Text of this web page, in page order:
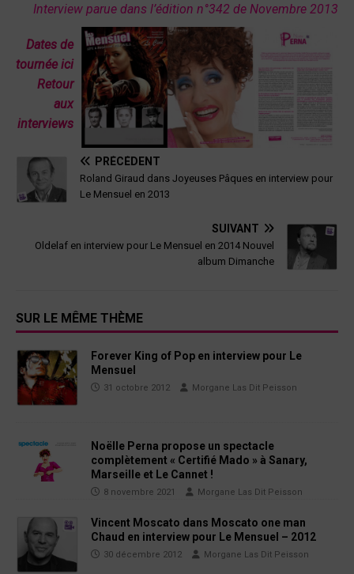
Interview parue dans l’édition n°342 de Novembre 2013
Dates de
tournée ici
Retour
aux
interviews
PRÉCÉDENT
Roland Giraud dans Joyeuses Pâques en interview pour
Le Mensuel en 2013
SUIVANT
Oldelaf en interview pour Le Mensuel en 2014 Nouvel
album Dimanche
SUR LE MÊME THÈME
Forever King of Pop en interview pour Le
Mensuel
31 octobre 2012 Morgane Las Dit Peisson
Noëlle Perna propose un spectacle
complètement « Certifié Mado » à Sanary,
Marseille et Le Cannet !
8 novembre 2021 Morgane Las Dit Peisson
Vincent Moscato dans Moscato one man
Chaud en interview pour Le Mensuel – 2012
30 décembre 2012 Morgane Las Dit Peisson